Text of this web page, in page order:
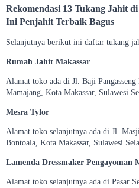
Rekomendasi 13 Tukang Jahit
Ini Penjahit Terbaik Bagus
Selanjutnya berikut ini daftar tukang
Rumah Jahit Makassar
Alamat toko ada di Jl. Baji
Mamajang, Kota Makassar, Sulawesi
Mesra Tylor
Alamat toko selanjutnya ada di Jl.
Bontoala, Kota Makassar, Sulawesi
Lamenda Dressmaker Pengayoman
Alamat toko selanjutnya ada di Pasar